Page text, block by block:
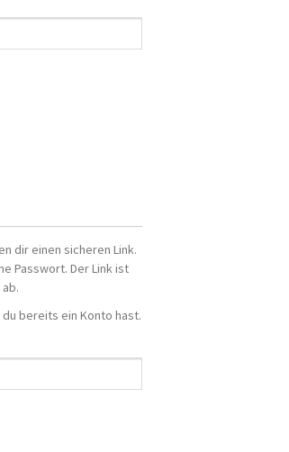
dir einen sicheren Link.
Passwort. Der Link ist
bereits ein Konto hast.